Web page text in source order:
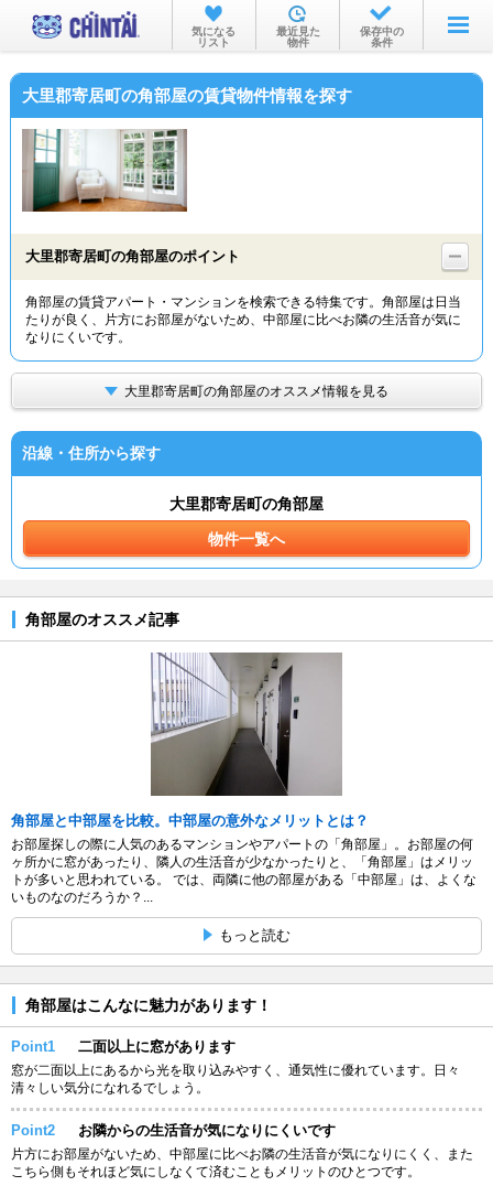
お部屋を探す
沿線・駅から
物件特集から
TOP
気になる
リスト
最近見た
物件
保存中の
条件
大里郡寄居町の角部屋の賃貸物件情報を探す
大里郡寄居町の角部屋のポイント
角部屋の賃貸アパート・マンションを検索できる特集です。角部屋は日当
たりが良く、片方にお部屋がないため、中部屋に比べお隣の生活音が気に
なりにくいです。
大里郡寄居町の角部屋のオススメ情報を見る
沿線・住所から探す
大里郡寄居町の角部屋
物件一覧へ
角部屋のオススメ記事
角部屋と中部屋を比較。中部屋の意外なメリットとは？
お部屋探しの際に人気のあるマンションやアパートの「角部屋」。お部屋の何
ヶ所かに窓があったり、隣人の生活音が少なかったりと、「角部屋」はメリッ
トが多いと思われている。 では、両隣に他の部屋がある「中部屋」は、よくな
いものなのだろうか？...
もっと読む
角部屋はこんなに魅力があります！
Point1 二面以上に窓があります
窓が二面以上にあるから光を取り込みやすく、通気性に優れています。日々
清々しい気分になれるでしょう。
Point2 お隣からの生活音が気になりにくいです
片方にお部屋がないため、中部屋に比べお隣の生活音が気になりにくく、また
こちら側もそれほど気にしなくて済むこともメリットのひとつです。